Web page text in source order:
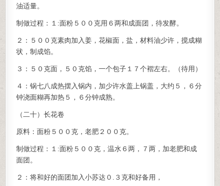
油适量。
制做过程：１:面粉５００克用６两和成面团，待发酵。
２：５００克素肉加入姜，花椒面，盐，材料油少许，搅成糊
状，制成馅。
３：５０克面，５０克馅，一个包子１７个褶左右。（待用）
４：锅七八成热摆入锅内，加少许水盖上锅盖，大约５，６分
钟浇面糊再加热５，６分钟成熟。
（二十）长花卷
原料：面粉５００克，老肥２００克。
制做过程：１:面粉５００克，温水６两，７两，加老肥和成
面团。
２：将和好的面团加入小苏达０.３克和好备用，